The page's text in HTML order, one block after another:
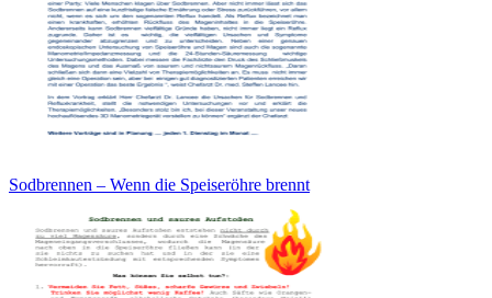
Sodbrennen – Wenn die Speiseröhre brennt